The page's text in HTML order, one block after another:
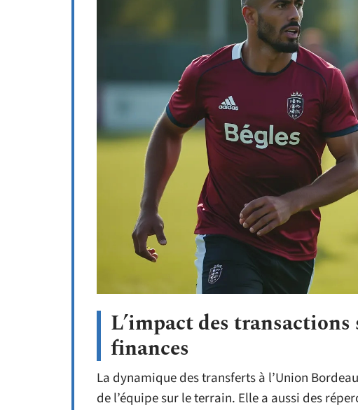
L’impact des transactions
finances
La dynamique des transferts à l’Union
de l’équipe sur le terrain. Elle a aussi des